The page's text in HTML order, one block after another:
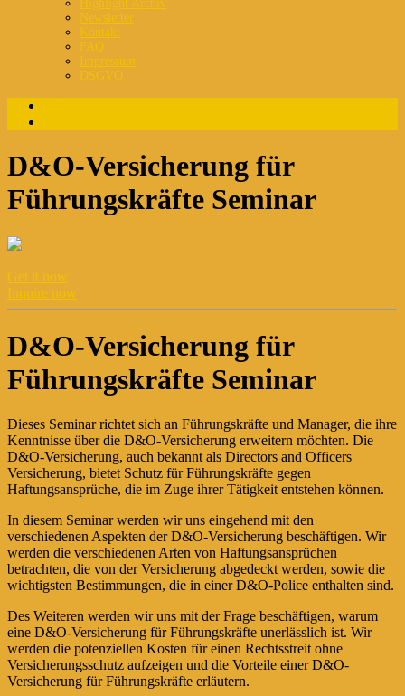
Highlight Archiv
Newsletter
Kontakt
FAQ
Impressum
DSGVO
D&O-Versicherung für
Führungskräfte Seminar
Get it now
Inquire now
D&O-Versicherung für
Führungskräfte Seminar
Dieses Seminar richtet sich an Führungskräfte und Manager, die ihre
Kenntnisse über die D&O-Versicherung erweitern möchten. Die
D&O-Versicherung, auch bekannt als Directors and Officers
Versicherung, bietet Schutz für Führungskräfte gegen
Haftungsansprüche, die im Zuge ihrer Tätigkeit entstehen können.
In diesem Seminar werden wir uns eingehend mit den
verschiedenen Aspekten der D&O-Versicherung beschäftigen. Wir
werden die verschiedenen Arten von Haftungsansprüchen
betrachten, die von der Versicherung abgedeckt werden, sowie die
wichtigsten Bestimmungen, die in einer D&O-Police enthalten sind.
Des Weiteren werden wir uns mit der Frage beschäftigen, warum
eine D&O-Versicherung für Führungskräfte unerlässlich ist. Wir
werden die potenziellen Kosten für einen Rechtsstreit ohne
Versicherungsschutz aufzeigen und die Vorteile einer D&O-
Versicherung für Führungskräfte erläutern.